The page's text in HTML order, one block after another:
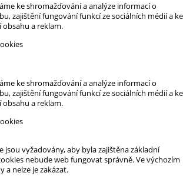
ke shromažďování a analýze informací o
zajištění fungování funkcí ze sociálních médií a ke
obsahu a reklam.
ke shromažďování a analýze informací o
zajištění fungování funkcí ze sociálních médií a ke
obsahu a reklam.
jsou vyžadovány, aby byla zajištěna základní
nebude web fungovat správně. Ve výchozím
a nelze je zakázat.